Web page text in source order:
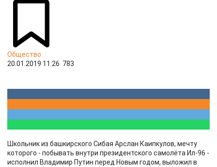
Общество
20.01.2019 11:26 783
Школьник из башкирского Сибая Арслан Каипкулов, мечту
которого - побывать внутри президентского самолёта Ил-96 -
исполнил Владимир Путин перед Новым годом, выложил в